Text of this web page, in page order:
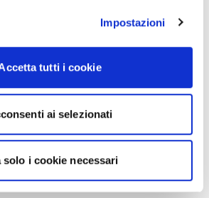
Impostazioni
tutti i cookie
ai selezionati
solo i cookie necessari